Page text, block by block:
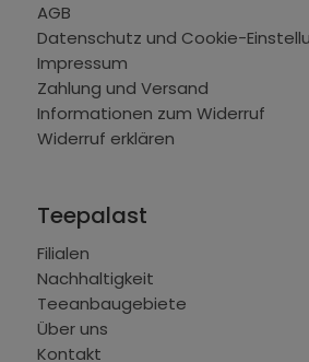
AGB
Datenschutz und Cookie-
Impressum
Zahlung und Versand
Informationen zum Widerruf
Widerruf erklären
Teepalast
Filialen
Nachhaltigkeit
Teeanbaugebiete
Über uns
Kontakt